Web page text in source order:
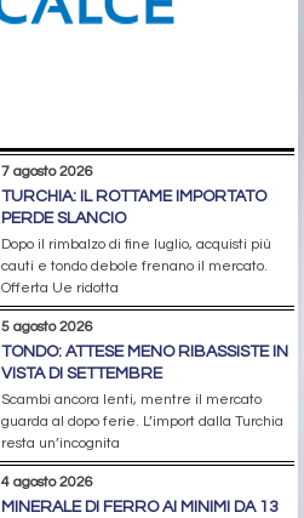
7 agosto 2026
TURCHIA: IL ROTTAME IMPORTATO
PERDE SLANCIO
Dopo il rimbalzo di fine luglio, acquisti più
cauti e tondo debole frenano il mercato.
Offerta Ue ridotta
5 agosto 2026
TONDO: ATTESE MENO RIBASSISTE IN
VISTA DI SETTEMBRE
Scambi ancora lenti, mentre il mercato
guarda al dopo ferie. L’import dalla Turchia
resta un’incognita
4 agosto 2026
MINERALE DI FERRO AI MINIMI DA 13